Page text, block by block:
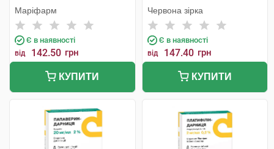
Маріфарм
Є в наявності
від 142.50 грн
КУПИТИ
Червона зірка
Є в наявності
від 147.40 грн
КУПИТИ